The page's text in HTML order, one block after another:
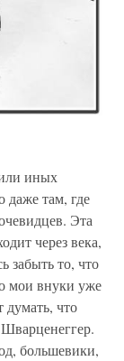
иных
там, где
Эта
через века,
забыть то, что
мои внуки уже
думать, что
большевики,